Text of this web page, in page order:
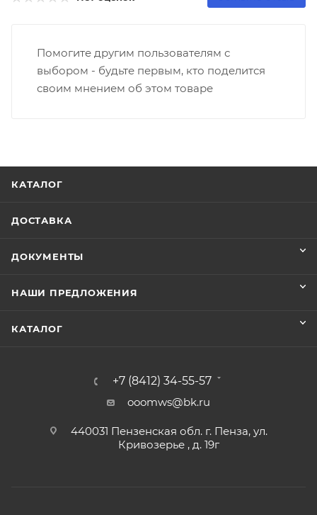
Помогите другим пользователям с
выбором - будьте первым, кто поделится
своим мнением об этом товаре
КАТАЛОГ
ДОСТАВКА
ДОКУМЕНТЫ
НАШИ ПРЕДЛОЖЕНИЯ
КАТАЛОГ
+7 (8412) 34-55-57
ooomws@bk.ru
440031 Пензенская обл. г. Пенза, ул.
Кривозерье , д. 19г